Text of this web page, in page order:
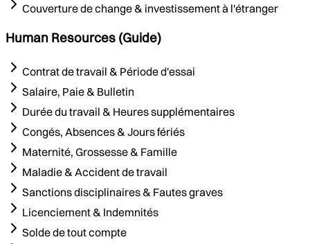
Couverture de change & investissement à l'étranger
Human Resources (Guide)
Contrat de travail & Période d'essai
Salaire, Paie & Bulletin
Durée du travail & Heures supplémentaires
Congés, Absences & Jours fériés
Maternité, Grossesse & Famille
Maladie & Accident de travail
Sanctions disciplinaires & Fautes graves
Licenciement & Indemnités
Solde de tout compte